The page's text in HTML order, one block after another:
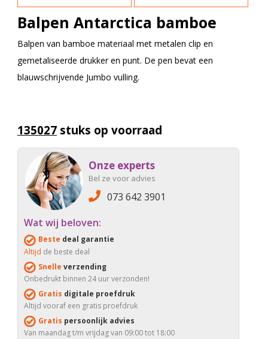
Balpen Antarctica bamboe
Balpen van bamboe materiaal met metalen clip en
gemetaliseerde drukker en punt. De pen bevat een
blauwschrijvende Jumbo vulling.
135027 stuks op voorraad
Onze experts
Bel ze voor advies
073 642 3901
Wat wij beloven:
Beste deal garantie
Altijd de beste deal
Snelle verzending
Onbedrukt binnen 24 uur verzonden!
Gratis digitale proefdruk
Altijd vooraf een gratis proefdruk
Gratis persoonlijk advies
Van maandag t/m vrijdag van 09:00 tot 18:00